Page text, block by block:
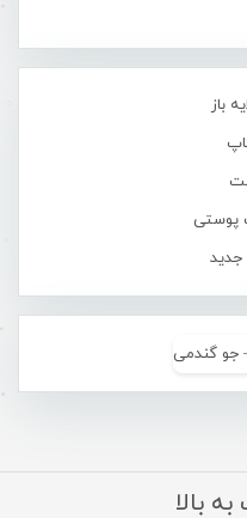
باز
پوستی
جدید
بالا